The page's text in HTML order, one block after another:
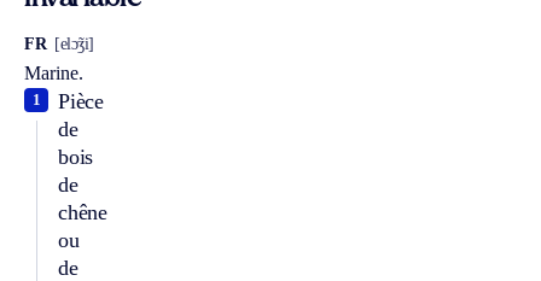
FR [elɔ̃ʒi]
Marine.
Pièce
de
bois
de
chêne
ou
de
1